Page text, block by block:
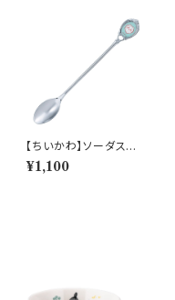
【ちいかわ】ソーダスプ
ーン(ちいかわ)【CKW4
0】CKW41-850
¥1,100